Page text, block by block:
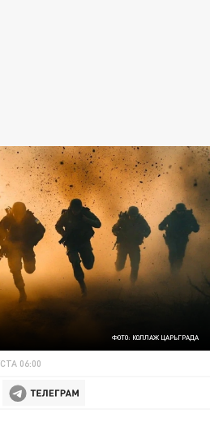
ФОТО: КОЛЛАЖ ЦАРЬГРАДА
06:00